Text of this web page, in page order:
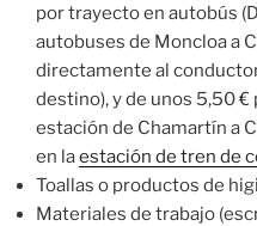
por trayecto en autobús
autobuses de Moncloa a
directamente al
destino), y de unos 5,50
estación de Chamartín a
en laestación de tren de
Toallas o productos de
Materiales de trabajo